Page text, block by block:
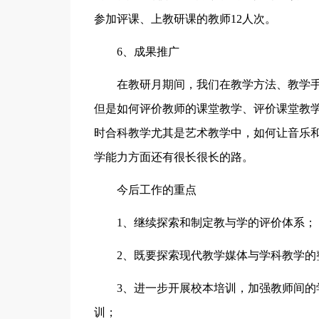
参加评课、上教研课的教师12人次。
6、成果推广
在教研月期间，我们在教学方法、教学手
但是如何评价教师的课堂教学、评价课堂教
时合科教学尤其是艺术教学中，如何让音乐
学能力方面还有很长很长的路。
今后工作的重点
1、继续探索和制定教与学的评价体系；
2、既要探索现代教学媒体与学科教学的
3、进一步开展校本培训，加强教师间的
训；